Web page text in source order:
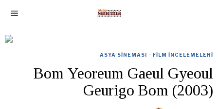
ASYA SINEMASI · FILM İNCELEMELERI
Bom Yeoreum Gaeul Gyeoul
Geurigo Bom (2003)